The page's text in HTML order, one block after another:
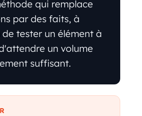
qui remplace
par des faits, à
tester un élément à
un volume
suffisant.